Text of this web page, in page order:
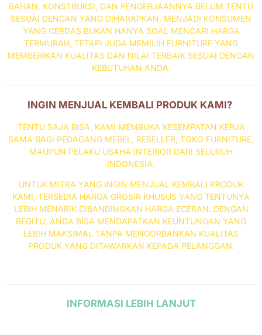
BAHAN, KONSTRUKSI, DAN PENGERJAANNYA BELUM TENTU
SESUAI DENGAN YANG DIHARAPKAN. MENJADI KONSUMEN
YANG CERDAS BUKAN HANYA SOAL MENCARI HARGA
TERMURAH, TETAPI JUGA MEMILIH FURNITURE YANG
MEMBERIKAN KUALITAS DAN NILAI TERBAIK SESUAI DENGAN
KEBUTUHAN ANDA.
INGIN MENJUAL KEMBALI PRODUK KAMI?
TENTU SAJA BISA. KAMI MEMBUKA KESEMPATAN KERJA
SAMA BAGI PEDAGANG MEBEL, RESELLER, TOKO FURNITURE,
MAUPUN PELAKU USAHA INTERIOR DARI SELURUH
INDONESIA.
UNTUK MITRA YANG INGIN MENJUAL KEMBALI PRODUK
KAMI, TERSEDIA HARGA GROSIR KHUSUS YANG TENTUNYA
LEBIH MENARIK DIBANDINGKAN HARGA ECERAN. DENGAN
BEGITU, ANDA BISA MENDAPATKAN KEUNTUNGAN YANG
LEBIH MAKSIMAL TANPA MENGORBANKAN KUALITAS
PRODUK YANG DITAWARKAN KEPADA PELANGGAN.
INFORMASI LEBIH LANJUT